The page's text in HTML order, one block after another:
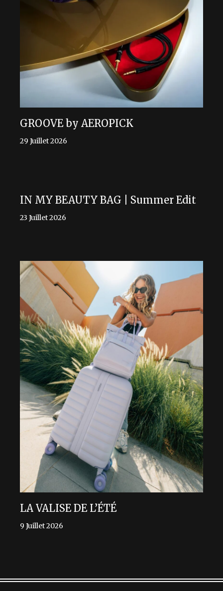
GROOVE by AEROPICK
29 Juillet 2026
IN MY BEAUTY BAG | Summer Edit
23 Juillet 2026
LA VALISE DE L’ÉTÉ
9 Juillet 2026